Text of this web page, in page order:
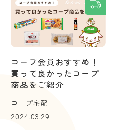
コープ会員おすすめ！
買って良かったコープ
商品をご紹介
コープ宅配
2024.03.29